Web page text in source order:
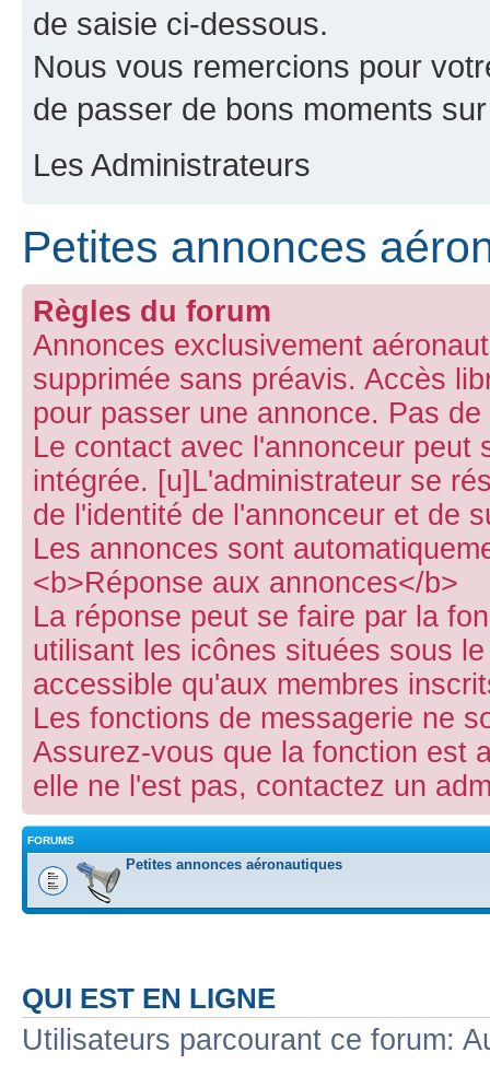
de saisie ci-dessous.
Nous vous remercions pour
de passer de bons moments
Les Administrateurs
Petites annonces
Règles du forum
Annonces exclusivement
supprimée sans préavis. Accès
pour passer une annonce. Pas
Le contact avec l'annonceur peut
intégrée. [u]L'administrateur se
de l'identité de l'annonceur et de
Les annonces sont
<b>Réponse aux annonces</b>
La réponse peut se faire par la
utilisant les icônes situées sous
accessible qu'aux membres
Les fonctions de messagerie ne
Assurez-vous que la fonction est
elle ne l'est pas, contactez un
FORUMS
Petites annonces aéronautiques
QUI EST EN LIGNE
Utilisateurs parcourant ce forum: